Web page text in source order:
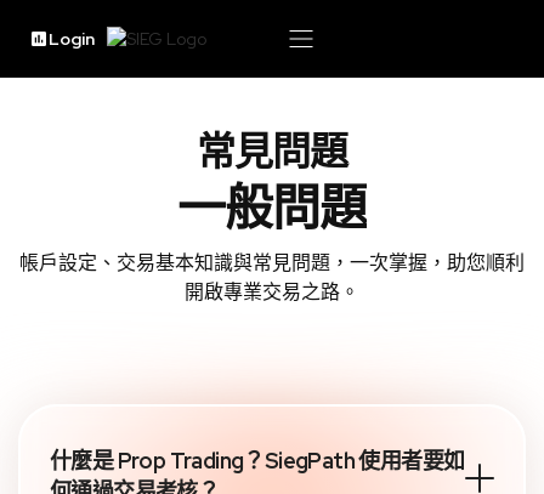
Login
常見問題
一般問題
帳戶設定、交易基本知識與常見問題，一次掌握，助您順利
開啟專業交易之路。
什麼是 Prop Trading？SiegPath 使用者要如